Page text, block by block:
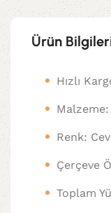
Ürün
Hızlı
Renk:
Çerçeve
Toplam